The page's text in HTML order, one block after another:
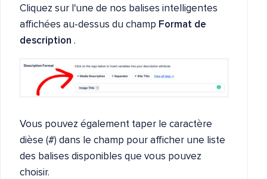
Cliquez sur l'une de nos balises intelligentes
affichées au-dessus du champ Format de
description .
Vous pouvez également taper le caractère
dièse (#) dans le champ pour afficher une liste
des balises disponibles que vous pouvez
choisir.